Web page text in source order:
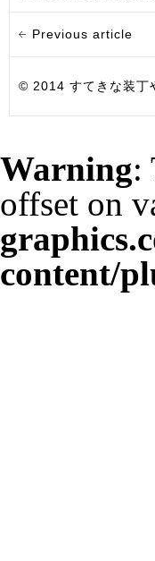
Previous article
© 2014 すてきな装
Warning:
offset on
content/